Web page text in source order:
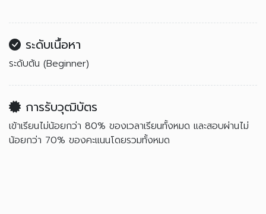
ระดับเนื้อหา
ระดับต้น (Beginner)
การรับวุฒิบัตร
เข้าเรียนไม่น้อยกว่า 80% ของเวลาเรียนทั้งหมด และสอบผ่านไม่
น้อยกว่า 70% ของคะแนนโดยรวมทั้งหมด